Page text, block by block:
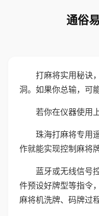
通俗
打麻将实用秘诀
洞。如果你总输，可
若你在仪器使用
珠海打麻将专用
作就能实现控制麻将
蓝牙或无线信号
件预设好牌型等指令
麻将机洗牌、码牌过